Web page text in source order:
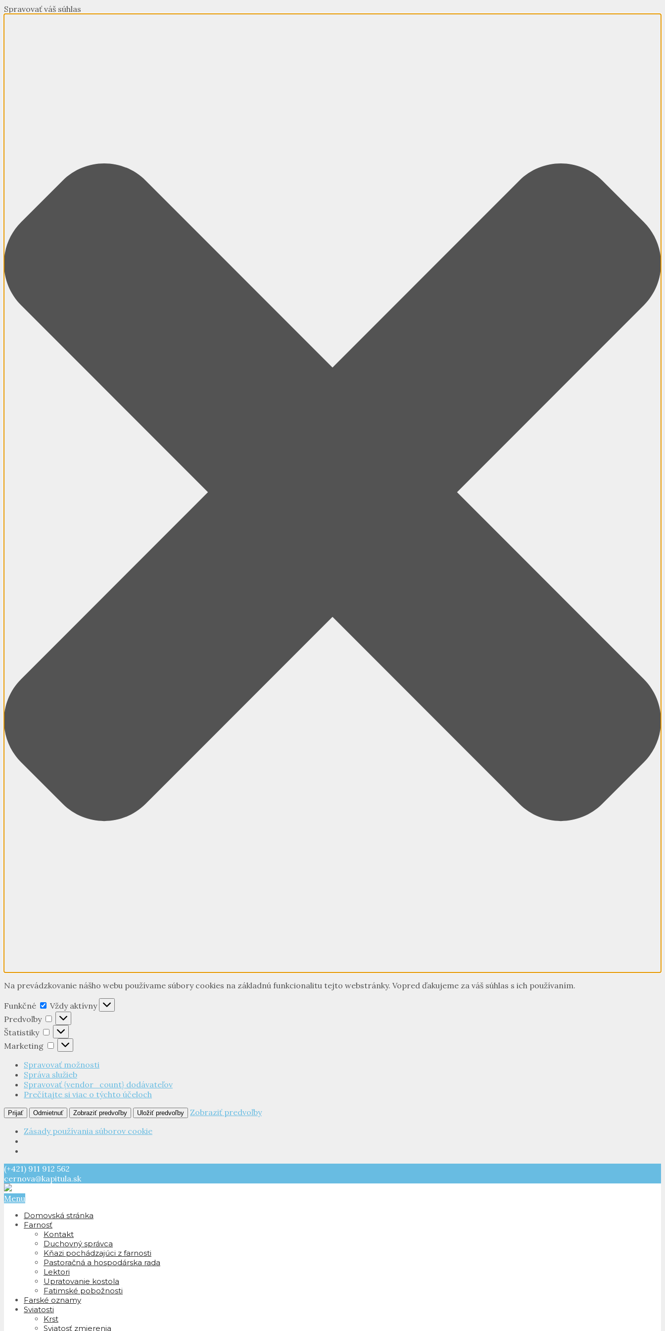
Spravovať váš súhlas
Na prevádzkovanie nášho webu používame súbory cookies na základnú funkcionalitu tejto webstránky. Vopred ďakujeme za váš súhlas s ich používaním.
Funkčné Funkčné
Vždy aktívny
Predvoľby
Predvoľby
Štatistiky
Štatistiky
Marketing
Marketing
Spravovať možnosti
Správa služieb
Spravovať {vendor_count} dodávateľov
Prečítajte si viac o týchto účeloch
Prijať Odmietnuť Zobraziť predvoľby Uložiť predvoľby
Zobraziť predvoľby
Zásady používania súborov cookie
(+421) 911 912 562
cernova@kapitula.sk
Menu
Domovská stránka
Farnosť
Kontakt
Duchovný správca
Kňazi pochádzajúci z farnosti
Pastoračná a hospodárska rada
Lektori
Upratovanie kostola
Fatimské pobožnosti
Farské oznamy
Sviatosti
Krst
Sviatosť zmierenia